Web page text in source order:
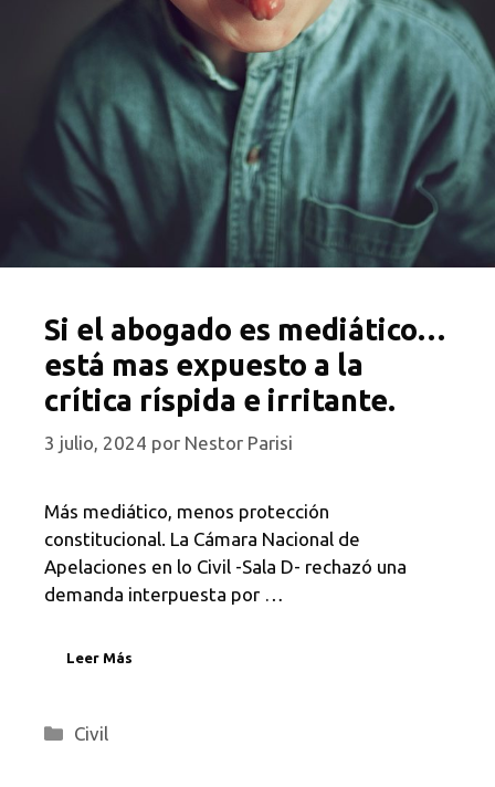
Si el abogado es mediático…
está mas expuesto a la
crítica ríspida e irritante.
3 julio, 2024 por Nestor Parisi
Más mediático, menos protección
constitucional. La Cámara Nacional de
Apelaciones en lo Civil -Sala D- rechazó una
demanda interpuesta por …
Leer Más
Categorías
Civil